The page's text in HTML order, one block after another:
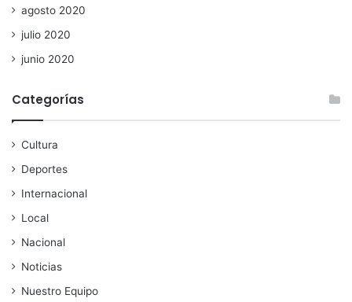
agosto 2020
julio 2020
junio 2020
Categorías
Cultura
Deportes
Internacional
Local
Nacional
Noticias
Nuestro Equipo